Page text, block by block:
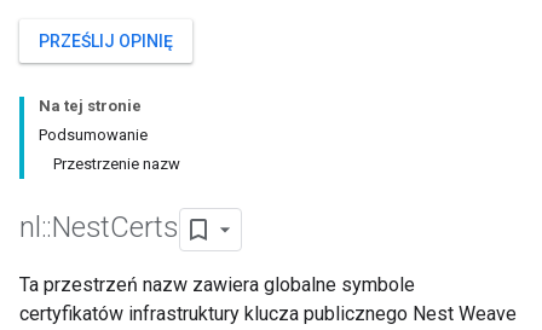
PRZEŚLIJ OPINIĘ
Na tej stronie
Podsumowanie
Przestrzenie nazw
nl ::NestCerts
Ta przestrzeń nazw zawiera globalne symbole
certyfikatów infrastruktury klucza publicznego Nest Weave